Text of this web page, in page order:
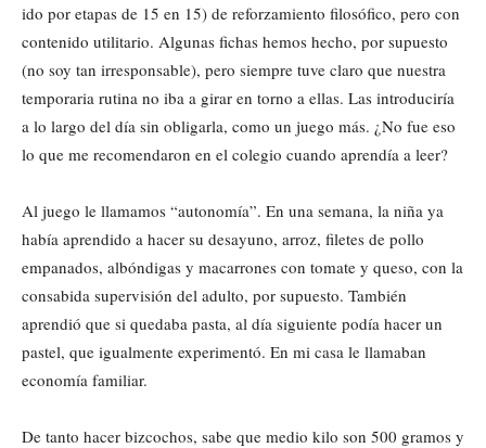
ido por etapas de 15 en 15) de reforzamiento filosófico, pero con
contenido utilitario. Algunas fichas hemos hecho, por supuesto
(no soy tan irresponsable), pero siempre tuve claro que nuestra
temporaria rutina no iba a girar en torno a ellas. Las introduciría
a lo largo del día sin obligarla, como un juego más. ¿No fue eso
lo que me recomendaron en el colegio cuando aprendía a leer?
Al juego le llamamos “autonomía”. En una semana, la niña ya
había aprendido a hacer su desayuno, arroz, filetes de pollo
empanados, albóndigas y macarrones con tomate y queso, con la
consabida supervisión del adulto, por supuesto. También
aprendió que si quedaba pasta, al día siguiente podía hacer un
pastel, que igualmente experimentó. En mi casa le llamaban
economía familiar.
De tanto hacer bizcochos, sabe que medio kilo son 500 gramos y